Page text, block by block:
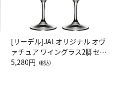
[リーデル]JALオリジナル オヴ
ァチュア ワイングラス2脚セッ
ト（レッドワイン）
5,280円 （税込）